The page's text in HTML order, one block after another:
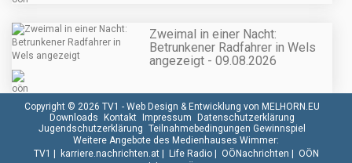
Zweimal in einer Nacht:
Betrunkener Radfahrer in Wels
angezeigt - 09.08.2026
Copyright © 2026 TV1 - Web Design & Entwicklung von MELHORN.EU
Downloads
Kontakt Impressum
Datenschutzerklärung
Jugendschutzerklärung Teilnahmebedingungen Gewinnspiel
Weitere Angebote des Medienhauses Wimmer:
TV1
karriere.nachrichten.at| Life Radio| OÖNachrichten
OÖN